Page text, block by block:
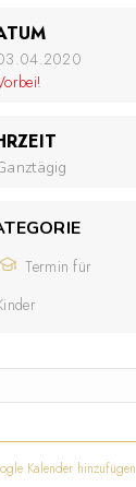
Termin für
Kalender hinzufügen